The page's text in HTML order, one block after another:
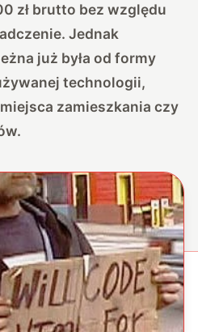
zł brutto bez względu
Jednak
już była od formy
technologii,
zamieszkania czy